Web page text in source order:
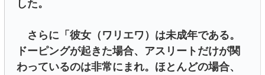
した。
さらに「彼女（ワリエワ）は未成年である。
ドーピングが起きた場合、アスリートだけが関
わっているのは非常にまれ。ほとんどの場合、